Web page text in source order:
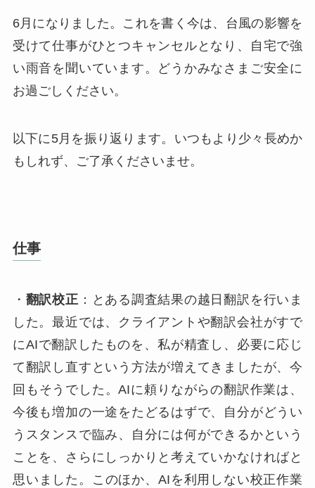
6月になりました。これを書く今は、台風の影響を
受けて仕事がひとつキャンセルとなり、自宅で強
い雨音を聞いています。どうかみなさまご安全に
お過ごしください。
以下に5月を振り返ります。いつもより少々長めか
もしれず、ご了承くださいませ。
仕事
・ 翻訳校正 ：とある調査結果の越日翻訳を行いま
した。最近では、クライアントや翻訳会社がすで
にAIで翻訳したものを、私が精査し、必要に応じ
て翻訳し直すという方法が増えてきましたが、今
回もそうでした。AIに頼りながらの翻訳作業は、
今後も増加の一途をたどるはずで、自分がどうい
うスタンスで臨み、自分には何ができるかという
ことを、さらにしっかりと考えていかなければと
思いました。このほか、AIを利用しない校正作業